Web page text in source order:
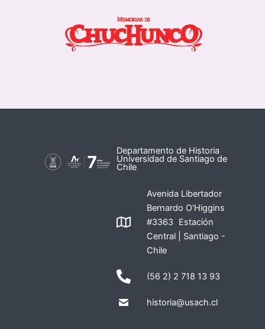
Departamento de Historia
Universidad de Santiago de
Chile
Avenida Libertador
Bernardo O'Higgins
#3363 Estación
Central | Santiago -
Chile
(56 2) 2 718 13 93
historia@usach.cl